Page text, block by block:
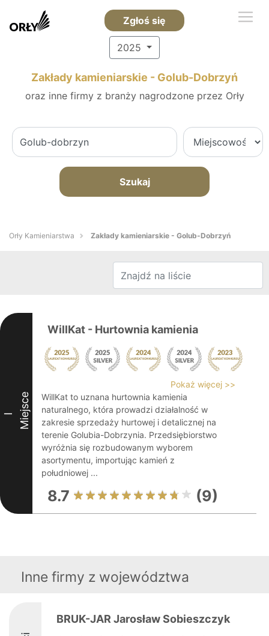
Zgłoś się
2025
Zakłady kamieniarskie - Golub-Dobrzyń
oraz inne firmy z branży nagrodzone przez Orły
Szukaj
Orły Kamieniarstwa Zakłady kamieniarskie - Golub-Dobrzyń
I Miejsce
WillKat - Hurtownia kamienia
Pokaż więcej >>
WillKat to uznana hurtownia kamienia
naturalnego, która prowadzi działalność w
zakresie sprzedaży hurtowej i detalicznej na
terenie Golubia-Dobrzynia. Przedsiębiorstwo
wyróżnia się rozbudowanym wyborem
asortymentu, importując kamień z
południowej ...
8.7 (9)
Inne firmy z województwa
BRUK-JAR Jarosław Sobieszczyk